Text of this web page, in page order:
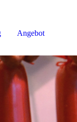
Angebot